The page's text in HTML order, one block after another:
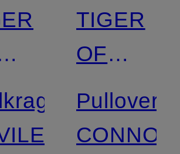
TIGER
OF
SWEDEN
Pullover
CONNOR